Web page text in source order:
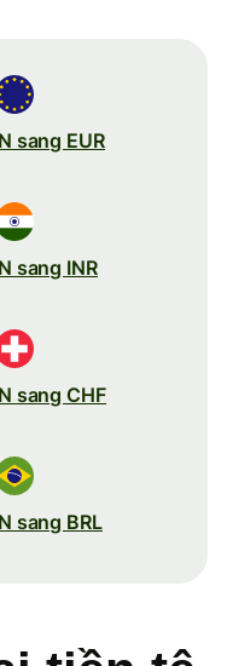
sang EUR
sang INR
sang CHF
sang BRL